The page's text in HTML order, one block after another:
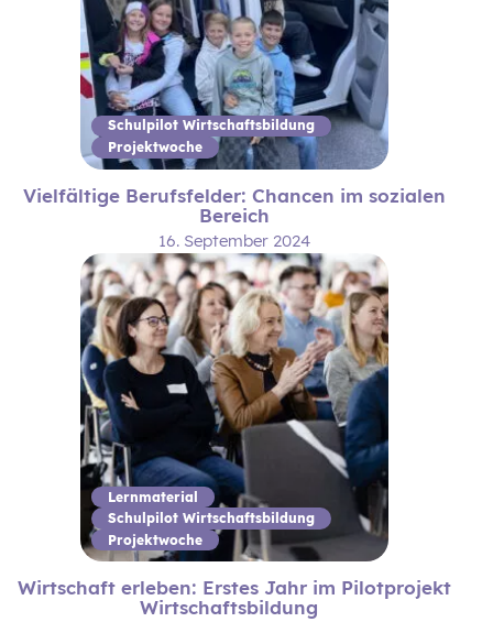
Schulpilot Wirtschaftsbildung
Projektwoche
Vielfältige Berufsfelder: Chancen im sozialen
Bereich
16. September 2024
Lernmaterial
Schulpilot Wirtschaftsbildung
Projektwoche
Wirtschaft erleben: Erstes Jahr im Pilotprojekt
Wirtschaftsbildung